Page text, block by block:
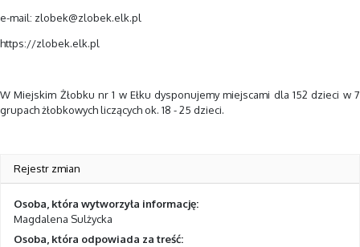
e-mail: zlobek@zlobek.elk.pl
https://zlobek.elk.pl
W Miejskim Żłobku nr 1 w Ełku dysponujemy miejscami dla 152 dzieci w 7
grupach żłobkowych liczących ok. 18 - 25 dzieci.
Rejestr zmian
Osoba, która wytworzyła informację:
Magdalena Sulżycka
Osoba, która odpowiada za treść: